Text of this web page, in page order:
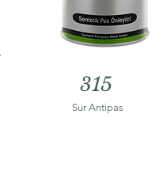
315
Sur Antipas